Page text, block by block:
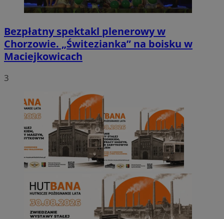
Bezpłatny spektakl plenerowy w
Chorzowie. „Świtezianka” na boisku w
Maciejkowicach
3